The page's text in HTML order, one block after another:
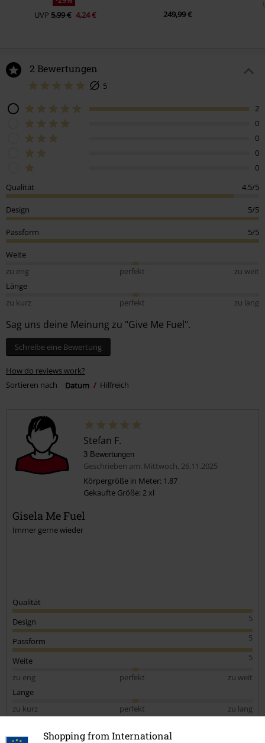
Shopping from International
UVP 5,99 € 4,24 € 249,99 €
2 Bewertungen
5
2
0
0
0
0
Qualität
4.5/5
Design 5/5
Passform 5/5
Weite
zu eng
perfekt
zu weit
Länge
zu kurz
perfekt zu lang
Sag uns deine Meinung zu "Give Me Fuel".
Schreibe eine Bewertung
How do reviews work?
Sortieren nach
Datum Hilfreich
Stefan F.
3 Bewertungen
Geschrieben am: Mittwoch, 26.11.2025
Körpergröße in Meter: 1.87
Gekaufte Größe: 2 xl
Gisela Me Fuel
Immer gerne wieder
Qualität
5
Design
5
Passform
5
Weite
zu eng
perfekt
zu weit
Länge
zu kurz
perfekt zu lang
Verifizierte Rezension